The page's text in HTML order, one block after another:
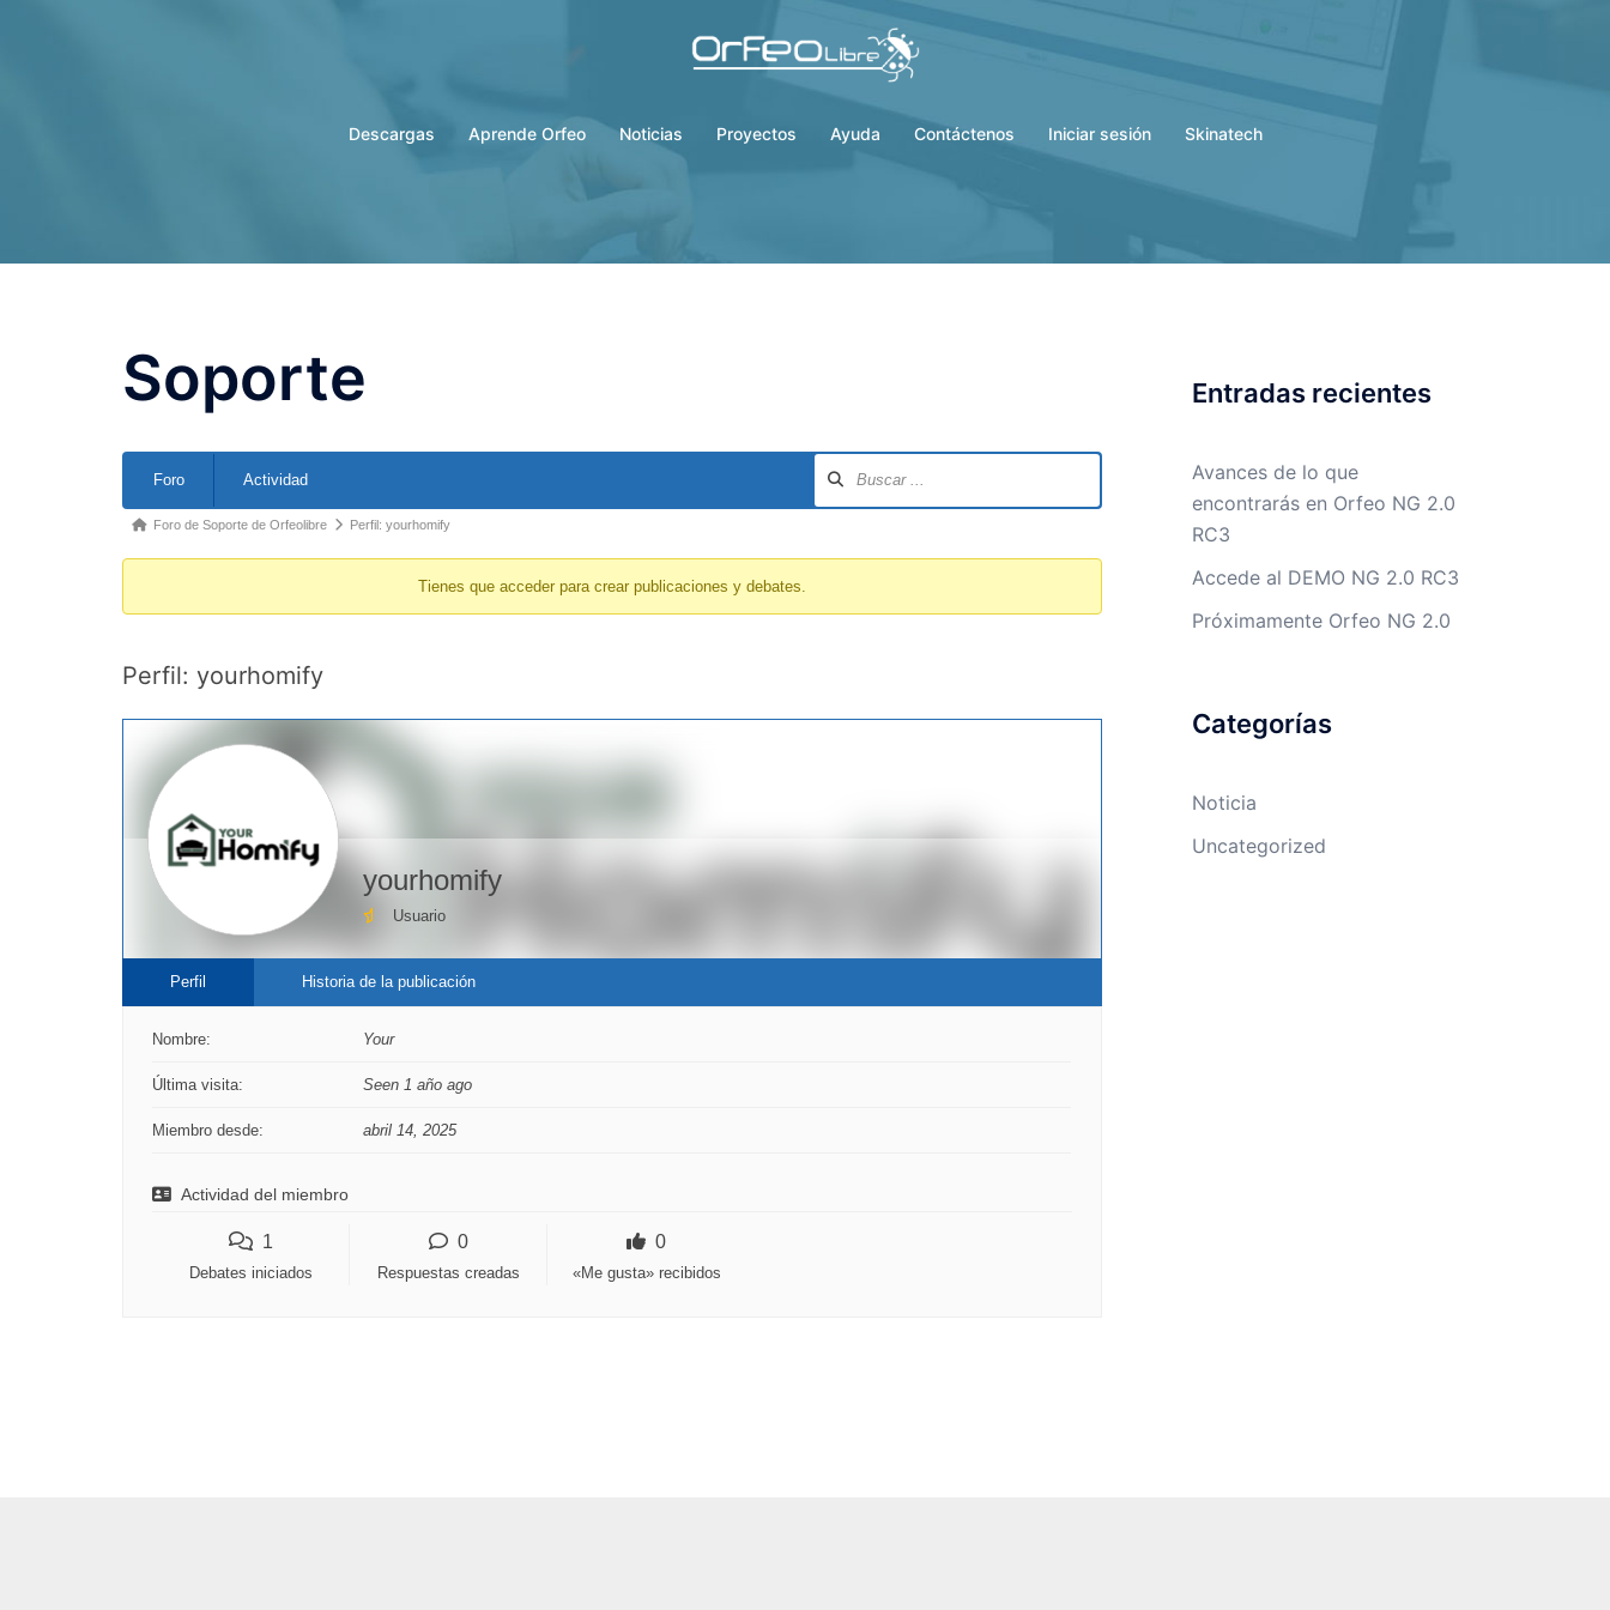
Descargas Aprende Orfeo Noticias Proyectos Ayuda Contáctenos Iniciar sesión Skinatech
Soporte
Navigation
Foro Actividad
Forum
You
here:
Foro de Soporte de Orfeolibre Perfil: yourhomify
Tienes que acceder para crear publicaciones y debates.
Perfil: yourhomify
yourhomify
Usuario
Perfil Historia de la publicación
Nombre: Your
Última visita: Seen 1 año ago
Miembro desde: abril 14, 2025
Actividad del miembro
1
Debates iniciados
0
Respuestas creadas
0
«Me gusta» recibidos
Entradas recientes
Avances de lo que
encontrarás en Orfeo NG 2.0
RC3
Accede al DEMO NG 2.0 RC3
Próximamente Orfeo NG 2.0
Categorías
Noticia
Uncategorized